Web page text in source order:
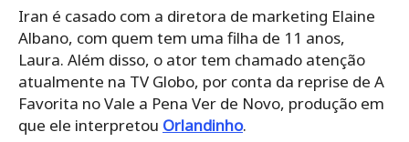
Iran é casado com a diretora de marketing Elaine
Albano, com quem tem uma filha de 11 anos,
Laura. Além disso, o ator tem chamado atenção
atualmente na TV Globo, por conta da reprise de A
Favorita no Vale a Pena Ver de Novo, produção em
que ele interpretou Orlandinho.